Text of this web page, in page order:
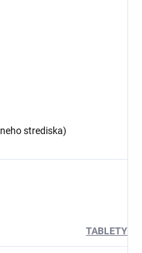
strediska)
TABLETY